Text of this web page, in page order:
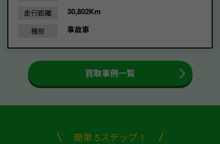
走行距離 30,802Km
種別 事故車
買取事例一覧
簡単 5ステップ！